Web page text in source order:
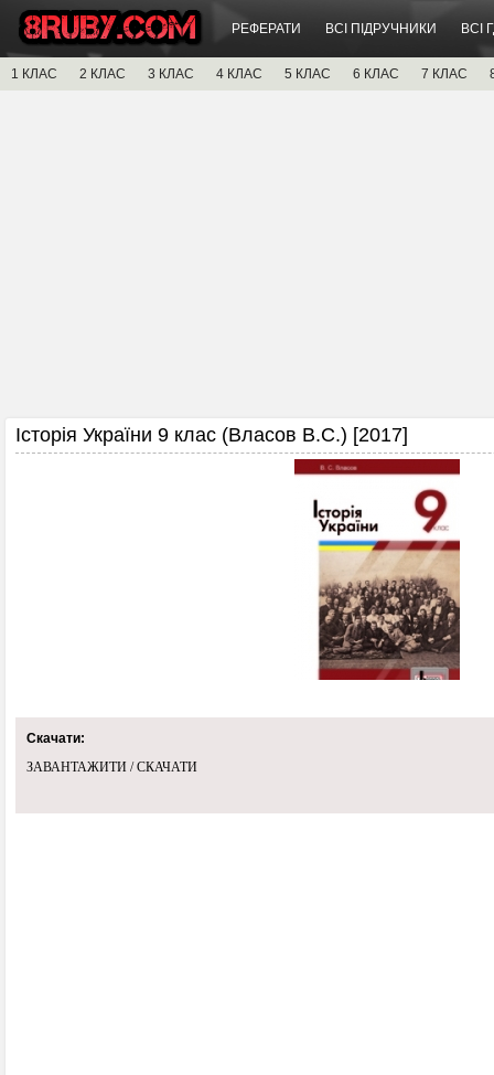
РЕФЕРАТИ ВСІ ПІДРУЧНИКИ ВСІ
1 КЛАС 2 КЛАС 3 КЛАС 4 КЛАС 5 КЛАС 6 КЛАС 7 КЛАС
Історія України 9 клас (Власов В.С.) [2017]
Скачати:
ЗАВАНТАЖИТИ / СКАЧАТИ